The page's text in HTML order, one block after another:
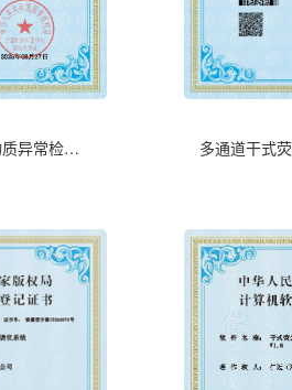
基于AI自适应的铁磁物质异常检测及区域定位装置软件